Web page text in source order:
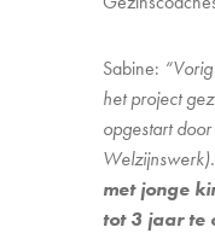
Sabine:
het project
opgestart
met jonge
tot 3 jaar te